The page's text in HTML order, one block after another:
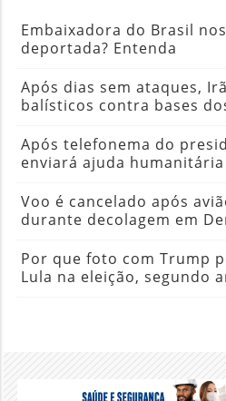
Embaixadora do Brasil
deportada? Entenda
Após dias sem ataques,
balísticos contra bases
Após telefonema do
enviará ajuda
Voo é cancelado após
durante decolagem em
Por que foto com Trump
Lula na eleição, segundo